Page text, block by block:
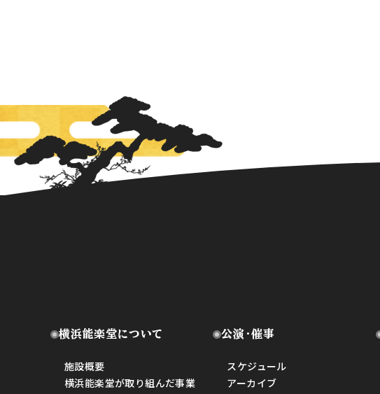
横浜能楽堂について
施設概要
横浜能楽堂が取り組んだ事業
公演・催事
スケジュール
アーカイブ